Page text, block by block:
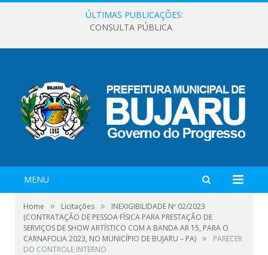
ÚLTIMAS PUBLICAÇÕES:
CONSULTA PÚBLICA
MENU
Home » Licitações »
INEXIGIBILIDADE Nº 02/2023
(CONTRATAÇÃO DE PESSOA FÍSICA PARA PRESTAÇÃO DE
SERVIÇOS DE SHOW ARTÍSTICO COM A BANDA AR 15, PARA O
CARNAFOLIA 2023, NO MUNICÍPIO DE BUJARU – PA) »
PARECER
DO CONTROLE INTERNO